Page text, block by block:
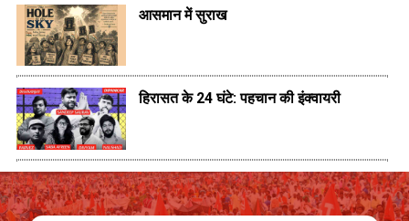
आसमान में सुराख
हिरासत के 24 घंटे: पहचान की इंक्वायरी